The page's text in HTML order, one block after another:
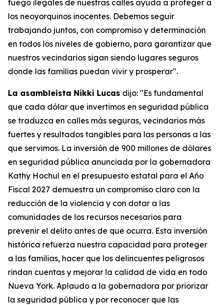
fuego ilegales de nuestras calles ayuda a proteger a
los neoyorquinos inocentes. Debemos seguir
trabajando juntos, con compromiso y determinación
en todos los niveles de gobierno, para garantizar que
nuestros vecindarios sigan siendo lugares seguros
donde las familias puedan vivir y prosperar".
La asambleísta Nikki Lucas dijo: "Es fundamental
que cada dólar que invertimos en seguridad pública
se traduzca en calles más seguras, vecindarios más
fuertes y resultados tangibles para las personas a las
que servimos. La inversión de 900 millones de dólares
en seguridad pública anunciada por la gobernadora
Kathy Hochul en el presupuesto estatal para el Año
Fiscal 2027 demuestra un compromiso claro con la
reducción de la violencia y con dotar a las
comunidades de los recursos necesarios para
prevenir el delito antes de que ocurra. Esta inversión
histórica refuerza nuestra capacidad para proteger
a las familias, hacer que los delincuentes peligrosos
rindan cuentas y mejorar la calidad de vida en todo
Nueva York. Aplaudo a la gobernadora por priorizar
la seguridad pública y por reconocer que las